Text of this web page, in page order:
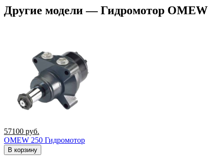
Другие модели — Гидромотор OMEW
57100 руб.
OMEW 250 Гидромотор
В корзину